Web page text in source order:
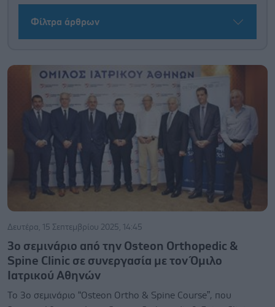
Φίλτρα άρθρων
Δευτέρα, 15 Σεπτεμβρίου 2025, 14:45
3ο σεμινάριο από την Osteon Orthopedic &
Spine Clinic σε συνεργασία με τον Όμιλο
Ιατρικού Αθηνών
Το 3ο σεμινάριο “Osteon Ortho & Spine Course”, που